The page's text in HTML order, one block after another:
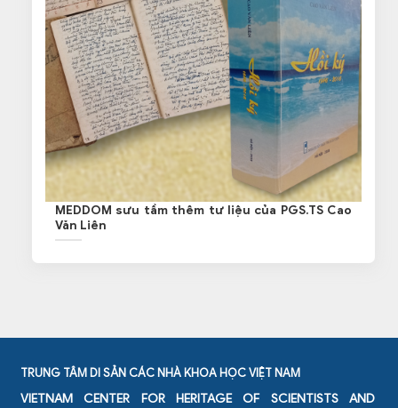
MEDDOM sưu tầm thêm tư liệu của PGS.TS Cao
Văn Liên
TRUNG TÂM DI SẢN CÁC NHÀ KHOA HỌC VIỆT NAM
VIETNAM CENTER FOR HERITAGE OF SCIENTISTS AND